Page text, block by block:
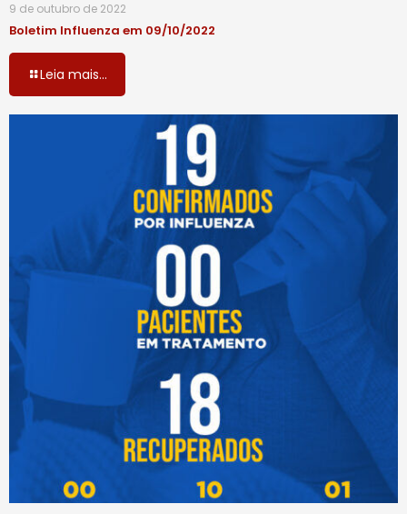
9 de outubro de 2022
Boletim Influenza em 09/10/2022
Leia mais...